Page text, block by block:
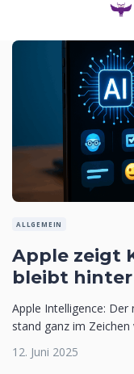
ALLGEMEIN
Apple zeigt
bleibt
Apple Intelligence:
stand ganz im Zeichen
12. Juni 2025